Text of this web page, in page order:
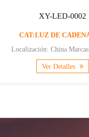
XY-LED-
CAT:LUZ DE
Localización: China
PHOTOELECTRICITY Tipo de negocio:
Fabricante,Ver Detalles